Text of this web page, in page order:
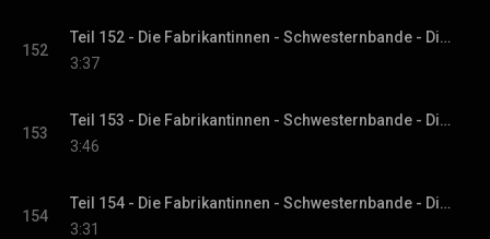
152
Teil 152 - Die Fabrikantinnen - Schwesternbande - Die Fabrikantinnen-Saga, Band 1
3:37
153
Teil 153 - Die Fabrikantinnen - Schwesternbande - Die Fabrikantinnen-Saga, Band 1
3:46
154
Teil 154 - Die Fabrikantinnen - Schwesternbande - Die Fabrikantinnen-Saga, Band 1
3:31